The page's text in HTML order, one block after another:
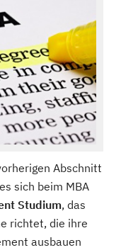
Abschnitt
sich beim MBA
Studium, das
richtet, die ihre
ausbauen